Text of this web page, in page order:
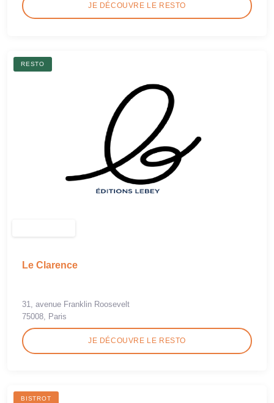
JE DÉCOUVRE LE RESTO
RESTO
Le Clarence
31, avenue Franklin Roosevelt
75008, Paris
JE DÉCOUVRE LE RESTO
BISTROT